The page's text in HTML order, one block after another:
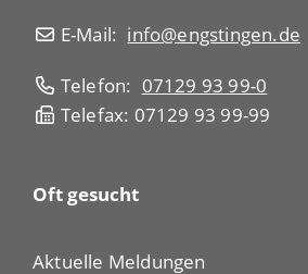
E-Mail: info@engstingen.de
Telefon: 07129 93 99-0
Telefax: 07129 93 99-99
Oft gesucht
Aktuelle Meldungen